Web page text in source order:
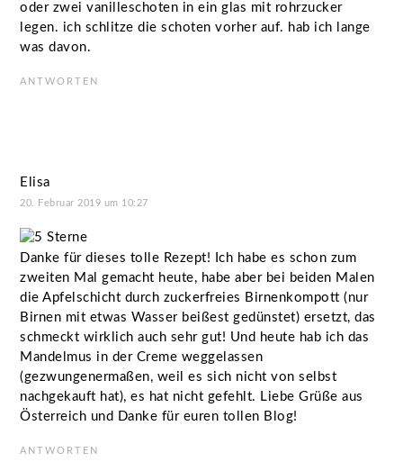
oder zwei vanilleschoten in ein glas mit rohrzucker
legen. ich schlitze die schoten vorher auf. hab ich lange
was davon.
ANTWORTEN
Elisa
20. Februar 2019 um 10:27
Danke für dieses tolle Rezept! Ich habe es schon zum
zweiten Mal gemacht heute, habe aber bei beiden Malen
die Apfelschicht durch zuckerfreies Birnenkompott (nur
Birnen mit etwas Wasser beißest gedünstet) ersetzt, das
schmeckt wirklich auch sehr gut! Und heute hab ich das
Mandelmus in der Creme weggelassen
(gezwungenermaßen, weil es sich nicht von selbst
nachgekauft hat), es hat nicht gefehlt. Liebe Grüße aus
Österreich und Danke für euren tollen Blog!
ANTWORTEN